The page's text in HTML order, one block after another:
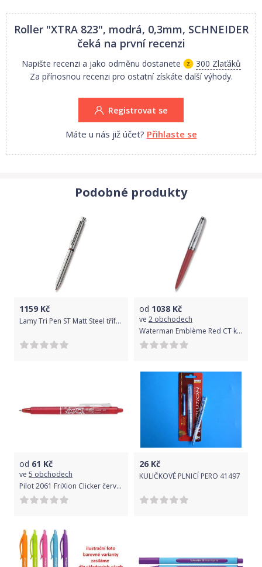
Roller "XTRA 823", modrá, 0,3mm, SCHNEIDER
čeká na první recenzi
Napište recenzi a jako odměnu dostanete
300 Zlaťáků
Za přínosnou recenzi pro ostatní získáte další výhody.
Registrovat se
Máte u nás již účet? Přihlaste se
Podobné produkty
1159 Kč
Lamy Tri Pen ST Matt Steel třífunčkní tužka
od 1038 Kč
ve 2 obchodech
Waterman Emblème Red CT kuličková tužka 1507/2410326
od 61 Kč
ve 5 obchodech
Pilot 2061 FriXion Clicker červený
26 Kč
KULIČKOVÉ PLNICÍ PERO 41497